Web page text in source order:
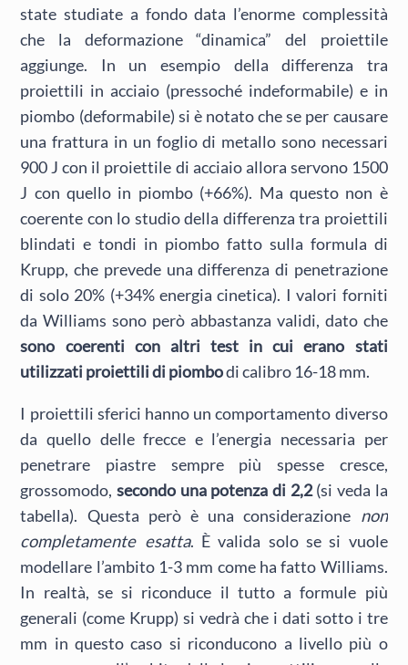
state studiate a fondo data l’enorme complessità
che la deformazione “dinamica” del proiettile
aggiunge. In un esempio della differenza tra
proiettili in acciaio (pressoché indeformabile) e in
piombo (deformabile) si è notato che se per causare
una frattura in un foglio di metallo sono necessari
900 J con il proiettile di acciaio allora servono 1500
J con quello in piombo (+66%). Ma questo non è
coerente con lo studio della differenza tra proiettili
blindati e tondi in piombo fatto sulla formula di
Krupp, che prevede una differenza di penetrazione
di solo 20% (+34% energia cinetica). I valori forniti
da Williams sono però abbastanza validi, dato che
sono coerenti con altri test in cui erano stati
utilizzati proiettili di piombodi calibro 16-18 mm.
I proiettili sferici hanno un comportamento diverso
da quello delle frecce e l’energia necessaria per
penetrare piastre sempre più spesse cresce,
grossomodo,secondo una potenza di 2,2(si veda la
tabella). Questa però è una considerazione non
completamente esatta. È valida solo se si vuole
modellare l’ambito 1-3 mm come ha fatto Williams.
In realtà, se si riconduce il tutto a formule più
generali (come Krupp) si vedrà che i dati sotto i tre
mm in questo caso si riconducono a livello più o